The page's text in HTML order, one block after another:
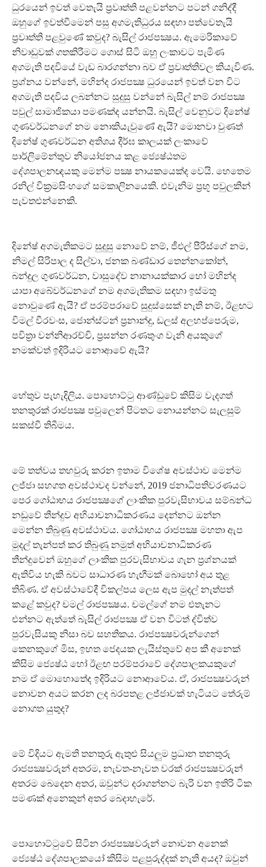
ධුරයෙන් ඉවත් වෙතැයි ප්‍රවෘත්ති පළවන්නට පටන් ගනිද්දී
ඔහුගේ ඉවත්වීමෙන් පසු අගමැතිධුරය සඳහා පත්වෙතැයි
ප්‍රවෘත්ති පළවුණේ කවුද? බැසිල් රාජපක්‍ෂය. ඇමෙරිකාවේ
නිවාඩුවක් ගතකිරීමට ගොස් සිටි ඔහු ලංකාවට පැමිණ
අගමැති පදවියේ වැඩ බාරගන්නා බව ඒ ප්‍රවෘත්තිවල කියැවිණ.
ප්‍රශ්නය වන්නේ, මහින්ද රාජපක්‍ෂ ධුරයෙන් ඉවත් වන විට
අගමැති පදවිය ලබන්නට සුදුසු වන්නේ බැසිල් නම් රාජපක්‍ෂ
පවුල් සාමාජිකයා පමණක්ද යන්නයි. බැසිල් වෙනුවට දිනේෂ්
ගුණවර්ධනගේ නම නොකියැවුණේ ඇයි? මොනවා වුණත්
දිනේෂ් ගුණවර්ධන අතිශය දීර්ඝ කාලයක් ලංකාවේ
පාර්ලිමේන්තුව නියෝජනය කළ ජ්‍යෙෂ්ඨතම
දේශපාලනඥයකු මෙන්ම පක්‍ෂ නායකයෙක්ද වෙයි. හෙතෙම
රනිල් වික්‍රමසිංහගේ සමකාලිනයෙකි. එවැනිම ප්‍රභූ පවුලකින්
පැවතඑන්නෙකි.
දිනේෂ් අගමැතිකමට සුදුසු නොවේ නම්, ජීඑල් පීරිස්ගේ නම,
නිමල් සිරිපාල ද සිල්වා, ජනක බණ්ඩාර තෙන්නකෝන්,
බන්දුල ගුණවර්ධන, වාසුදේව නානායක්කාර හෝ මහින්ද
යාපා අබේවර්ධනගේ නම අගමැතිකම සඳහා ඉස්මතු
නොවුණේ ඇයි? ඒ පරම්පරාවේ සුදුස්සෙක් නැති නම්, ඊළඟට
විමල් වීරවංස, ජොන්ස්ටන් ප්‍රනාන්දු, ඩලස් අලහප්පෙරුම,
පවිත්‍රා වන්නිආරච්චි, ප්‍රසන්න රණතුංග වැනි අයකුගේ
නමක්වත් ඉදිරියට නොආවේ ඇයි?
හේතුව පැහැදිලිය. පොහොට්ටු ආණ්ඩුවේ කිසිම වැදගත්
තනතුරක් රාජපක්‍ෂ පවුලෙන් පිටතට නොයන්නට සැලසුම්
සකස්වී තිබීමය.
මේ තත්වය තහවුරු කරන ඉතාම විශේෂ අවස්ථාව මෙන්ම
ලජ්ජා සහගත අවස්ථාවද වන්නේ, 2019 ජනාධිපතිවරණයට
පෙර ගෝඨාභය රාජපක්‍ෂගේ ලාංකික පුරවැසිභාවය සම්බන්ධ
නඩුවේ තීන්දුව අභියාචනාධිකරණය දෙන්නට ඔන්න
මෙන්න තිබුණු අවස්ථාවය. ගෝඨාභය රාජපක්‍ෂ මහතා ඇප
මුදල් තැන්පත් කර තිබුණු නමුත් අභියාචනාධිකරණ
තීන්දුවෙන් ඔහුගේ ලාංකික පුරවැසිභාවය ගැන ප්‍රශ්නයක්
ඇතිවිය හැකි බවට සාධාරණ හැඟීමක් බොහෝ අය තුළ
තිබිණ. ඒ අවස්ථාවේදී විකල්පය ලෙස ඇප මුදල් නැත්පත්
කළේ කවුද? චමල් රාජපක්‍ෂය. චමල්ගේ නම එතැනට
එන්නට ඇත්තේ බැසිල් රාජපක්‍ෂ ඒ වන විටත් ද්විත්ව
පුරවැසියකු නිසා බව සහතිකය. රාජපක්‍ෂවරුන්ගෙන්
කෙනකුගේ මිස, ඉහත ජෙදයක ලැයිස්තුවේ අප කී අනෙක්
කිසිම ජ්‍යෙෂ්ඨ හෝ ඊළඟ පරම්පරාවේ දේශපාලකයකුගේ
නම ඒ මොහොතේද ඉදිරියට නොආවේය. ඒ, රාජපක්‍ෂවරුන්
නොවන අයට කරන ලද බරපතළ ලජ්ජාවක් හැටියට තේරුම්
නොගත යුතුද?
මේ විදියට ඇමති තනතුරු ඇතුළු සියලුම ප්‍රධාන තනතුරු
රාජපක්‍ෂවරුන් අතරම, නැවත-නැවත වරක් රාජපක්‍ෂවරුන්
අතරම බෙදෙන අතර, ඔවුන්ට දරාගන්නට බැරි වන ඉතිරි ටික
පමණක් අනෙකුන් අතර බෙදාහැරේ.
පොහොට්ටුවේ සිටින රාජපක්‍ෂවරුන් නොවන අනෙක්
ජ්‍යෙෂ්ඨ දේශපාලකයෝ කිසිම පළපුරුද්දක් නැති අයද? ඔවුන්